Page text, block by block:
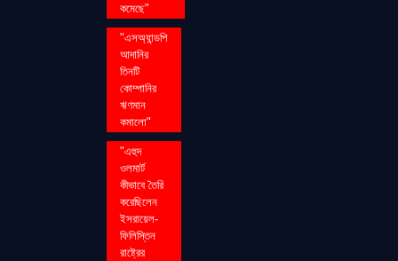
কমেছে"
"এসঅ্যান্ডপি
আদানির
তিনটি
কোম্পানির
ঋণমান
কমালো"
"এহুদ
ওলমার্ট
কীভাবে তৈরি
করেছিলেন
ইসরায়েল-
ফিলিস্তিন
রাষ্ট্রের